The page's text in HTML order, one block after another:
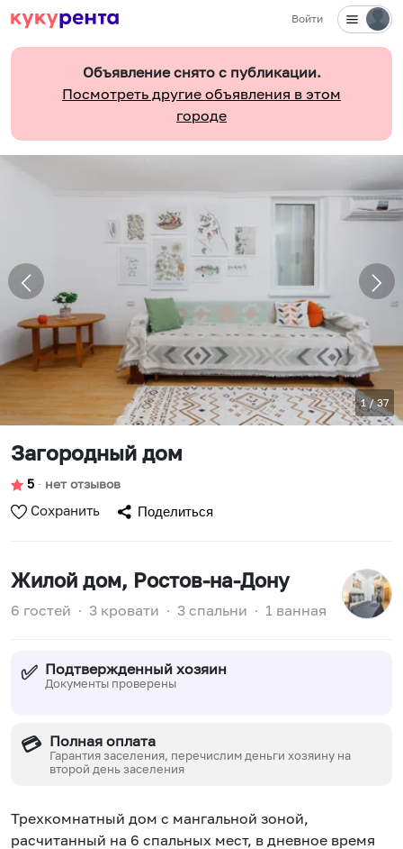
Войти
Объявление снято с публикации.
Посмотреть другие объявления в этом
городе
1/37
Загородный дом
5 ∙ нет отзывов
Сохранить Поделиться
Жилой дом, Ростов-на-Дону
6 гостей ∙ 3 кровати ∙ 3 спальни ∙ 1 ванная
✅ Подтвержденный хозяин
Документы проверены
💳 Полная оплата
Гарантия заселения, перечислим деньги хозяину на
второй день заселения
Трехкомнатный дом с мангальной зоной,
расчитанный на 6 спальных мест, в дневное время